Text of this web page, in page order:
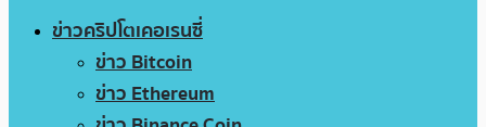
ข่าวคริปโตเคอเรนซี่
ข่าว Bitcoin
ข่าว Ethereum